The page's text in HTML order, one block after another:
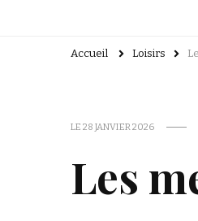
Accueil Loisirs
LE 28 JANVIER 2026
Les